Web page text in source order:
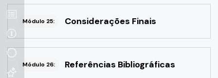
Módulo 25: Considerações Finais
Módulo 26: Referências Bibliográficas